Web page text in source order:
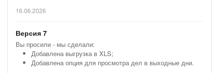
Ограничения
дела, звонки и статусы выполнения
Результат проверки зависит от выбранных типов дел,
исключенных отделов и направлений
16.06.2026
Версия 7
Вы просили - мы сделали:
Добавлена выгрузка в XLS;
Добавлена опция для просмотра дел в выходные дни.